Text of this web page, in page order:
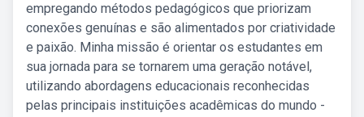
empregando métodos pedagógicos que priorizam
conexões genuínas e são alimentados por criatividade
e paixão. Minha missão é orientar os estudantes em
sua jornada para se tornarem uma geração notável,
utilizando abordagens educacionais reconhecidas
pelas principais instituições acadêmicas do mundo -